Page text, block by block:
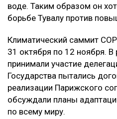
воде. Таким образом он
борьбе Тувалу против
Климатический саммит
31 октября по 12 ноября. В
принимали участие
Государства пытались
реализации Парижского
обсуждали планы
по всему миру.